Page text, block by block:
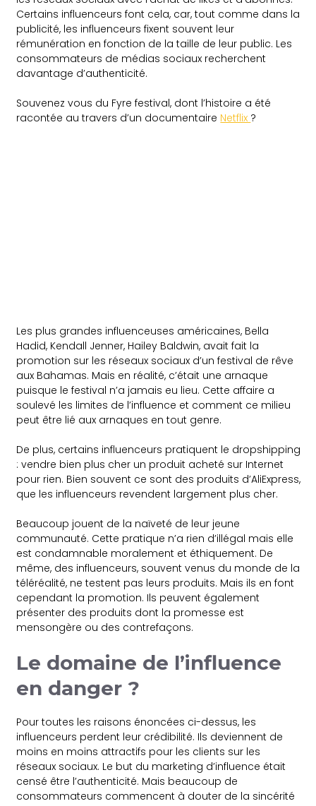
Certains influenceurs font cela, car, tout comme dans la
publicité, les influenceurs fixent souvent leur
rémunération en fonction de la taille de leur public. Les
consommateurs de médias sociaux recherchent
davantage d’authenticité.
Souvenez vous du Fyre festival, dont l’histoire a été
racontée au travers d’un documentaire Netflix ?
Les plus grandes influenceuses américaines, Bella
Hadid, Kendall Jenner, Hailey Baldwin, avait fait la
promotion sur les réseaux sociaux d’un festival de rêve
aux Bahamas. Mais en réalité, c’était une arnaque
puisque le festival n’a jamais eu lieu. Cette affaire a
soulevé les limites de l’influence et comment ce milieu
peut être lié aux arnaques en tout genre.
De plus, certains influenceurs pratiquent le dropshipping
: vendre bien plus cher un produit acheté sur Internet
pour rien. Bien souvent ce sont des produits d’AliExpress,
que les influenceurs revendent largement plus cher.
Beaucoup jouent de la naïveté de leur jeune
communauté. Cette pratique n’a rien d’illégal mais elle
est condamnable moralement et éthiquement. De
même, des influenceurs, souvent venus du monde de la
téléréalité, ne testent pas leurs produits. Mais ils en font
cependant la promotion. Ils peuvent également
présenter des produits dont la promesse est
mensongère ou des contrefaçons.
Le domaine de l’influence
en danger ?
Pour toutes les raisons énoncées ci-dessus, les
influenceurs perdent leur crédibilité. Ils deviennent de
moins en moins attractifs pour les clients sur les
réseaux sociaux. Le but du marketing d’influence était
censé être l’authenticité. Mais beaucoup de
consommateurs commencent à douter de la sincérité